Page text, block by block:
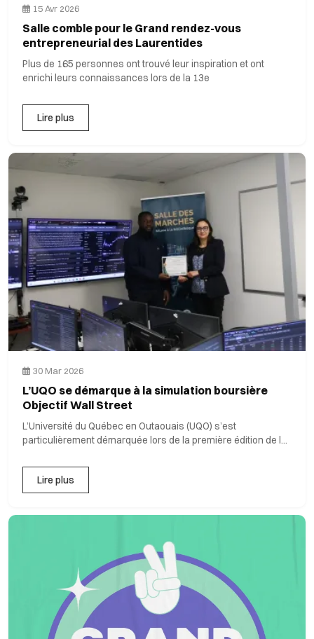
15 Avr 2026
Salle comble pour le Grand rendez-vous
entrepreneurial des Laurentides
Plus de 165 personnes ont trouvé leur inspiration et ont
enrichi leurs connaissances lors de la 13e
Lire plus
30 Mar 2026
L’UQO se démarque à la simulation boursière
Objectif Wall Street
L’Université du Québec en Outaouais (UQO) s’est
particulièrement démarquée lors de la première édition de la
Lire plus